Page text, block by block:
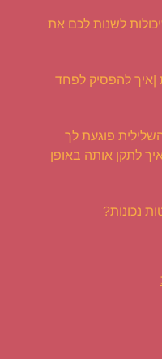
לשנות לכם את
להפסיק לפחד
פוגעת לך
לתקן אותה באופן
נכונות?